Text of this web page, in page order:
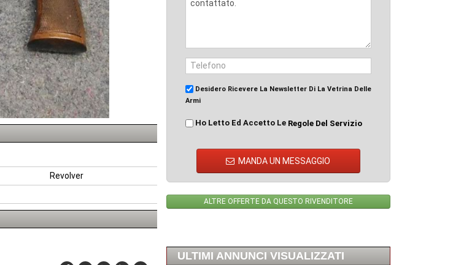
Revolver
Desidero Ricevere La Newsletter Di La Vetrina Delle
Armi
Ho Letto Ed Accetto Le Regole Del Servizio
MANDA UN MESSAGGIO
ALTRE OFFERTE DA QUESTO RIVENDITORE
ULTIMI ANNUNCI VISUALIZZATI